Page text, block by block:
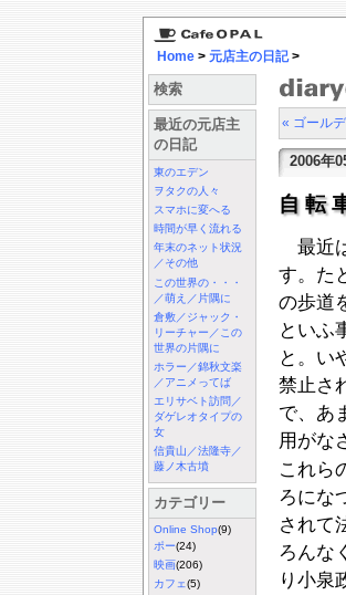
Home > 元店主の日記>
検索
最近の元店主
の日記
東のエデン
ヲタクの人々
スマホに変へる
時間が早く流れる
年末のネット状況
／その他
この世界の・・・
／萌え／片隅に
倉敷／ジャック・
リーチャー／この
世界の片隅に
ホラー／錦秋文楽
／アニメってば
エリサベト訪問／
ダゲレオタイプの
女
信貴山／法隆寺／
藤ノ木古墳
カテゴリー
Online Shop(9)
ポー(24)
映画(206)
カフェ(5)
« ゴール
2006年
自転
最近
す。た
の歩道
といふ
と。い
禁止さ
で、あ
用がな
これら
ろにな
されて
ろんな
り小泉